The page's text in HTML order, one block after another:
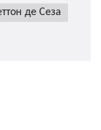
де Сеза